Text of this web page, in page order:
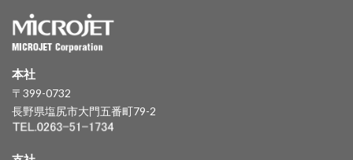
本社
〒399-0732
長野県塩尻市大門五番町79-2